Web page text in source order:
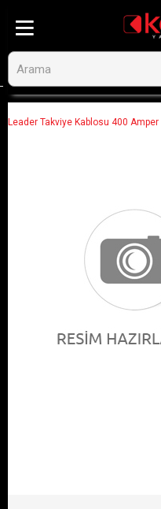
Leader Takviye Kablosu 400 Amper